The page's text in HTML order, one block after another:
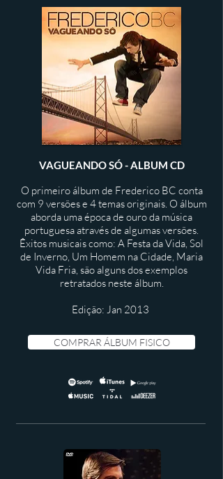
VAGUEANDO SÓ - ALBUM CD
O primeiro álbum de Frederico BC conta
com 9 versões e 4 temas originais. O álbum
aborda uma época de ouro da música
portuguesa através de algumas versões.
Êxitos musicais como: A Festa da Vida, Sol
de Inverno, Um Homem na Cidade, Maria
Vida Fria, são alguns dos exemplos
retratados neste álbum.
Edição: Jan 2013
COMPRAR ÁLBUM FISICO